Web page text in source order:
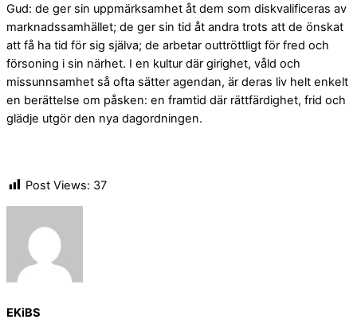
Gud: de ger sin uppmärksamhet åt dem som diskvalificeras av
marknadssamhället; de ger sin tid åt andra trots att de önskat
att få ha tid för sig själva; de arbetar outtröttligt för fred och
försoning i sin närhet. I en kultur där girighet, våld och
missunnsamhet så ofta sätter agendan, är deras liv helt enkelt
en berättelse om påsken: en framtid där rättfärdighet, frid och
glädje utgör den nya dagordningen.
Post Views: 37
EKiBS